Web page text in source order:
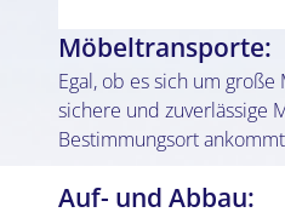
Möbeltransporte:
Egal, ob es sich um
sichere und zuverlässige
Bestimmungsort
Auf- und Abbau: